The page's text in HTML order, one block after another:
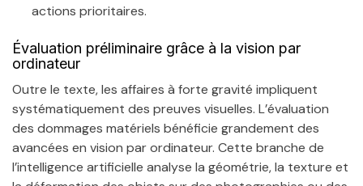
actions prioritaires.
Évaluation préliminaire grâce à la vision par
ordinateur
Outre le texte, les affaires à forte gravité impliquent
systématiquement des preuves visuelles. L’évaluation
des dommages matériels bénéficie grandement des
avancées en vision par ordinateur. Cette branche de
l’intelligence artificielle analyse la géométrie, la texture et